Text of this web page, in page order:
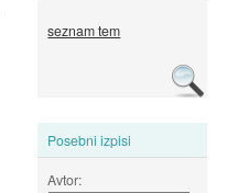
seznam tem
Posebni izpisi
Avtor: